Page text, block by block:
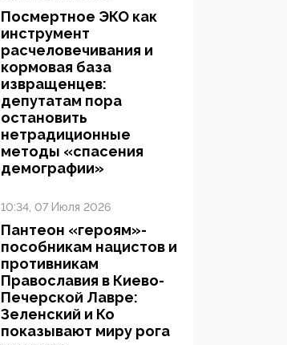
Посмертное ЭКО как
инструмент
расчеловечивания и
кормовая база
извращенцев:
депутатам пора
остановить
нетрадиционные
методы «спасения
демографии»
10:34, 07 Июля 2026
Пантеон «героям»-
пособникам нацистов и
противникам
Православия в Киево-
Печерской Лавре:
Зеленский и Ко
показывают миру рога